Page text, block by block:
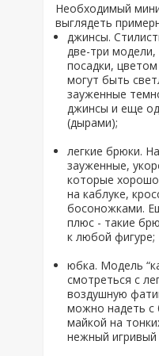
Необходимый
выглядеть
джинсы.
две-три
посадки,
могут быть
зауженные
джинсы и еще
(дырами);
легкие брюки.
зауженные,
которые
на каблуке,
босоножками.
плюс - такие
к любой фигуре;
юбка. Модель
смотреться с
воздушную
можно надеть с
майкой на
нежный игривый